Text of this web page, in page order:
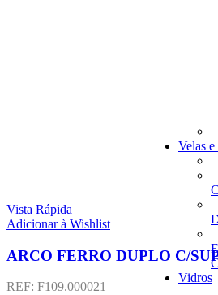
Velas
Vidros
Vista Rápida
Adicionar à Wishlist
ARCO FERRO DUPLO C/
REF: F109.000021